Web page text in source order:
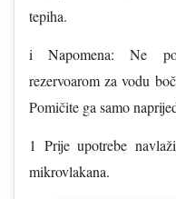
tepiha.
i Napomena: Ne
rezervoarom za vodu
Pomičite ga samo
1 Prije upotrebe
mikrovlakana.